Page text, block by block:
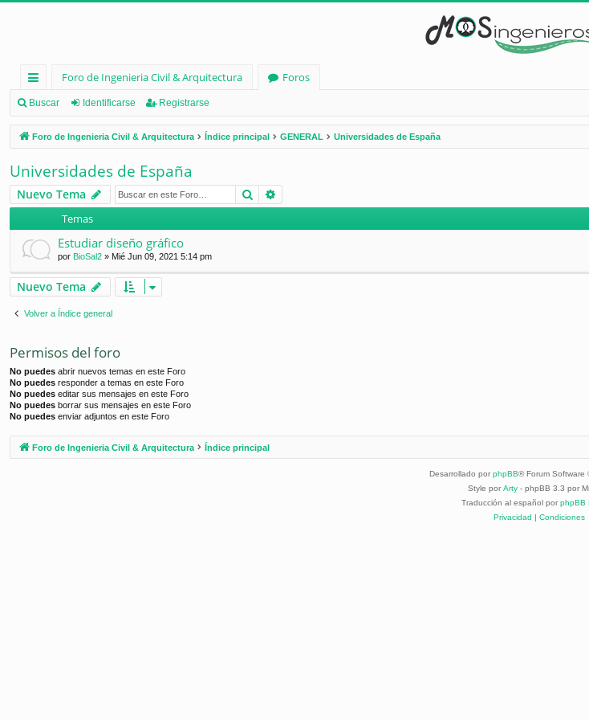
nl
ac
es
rá
pi
d
os
Foro de Ingenieria Civil & Arquitectura
Foros
Buscar Identificarse Registrarse
Foro de Ingenieria Civil & Arquitectura Índice principal GENERAL Universidades de España
Universidades de España
Nuevo Tema Buscar
Temas
Estudiar diseño gráfico
por BioSal2 » Mié Jun 09, 2021 5:14 pm
Nuevo Tema
Volver a Índice general
Permisos del foro
No puedes abrir nuevos temas en este Foro
No puedes responder a temas en este Foro
No puedes editar sus mensajes en este Foro
No puedes borrar sus mensajes en este Foro
No puedes enviar adjuntos en este Foro
Foro de Ingenieria Civil & Arquitectura Índice principal
Desarrollado por phpBB® Forum Software
Style por Arty - phpBB 3.3 por
Traducción al español por phpBB
Privacidad | Condiciones